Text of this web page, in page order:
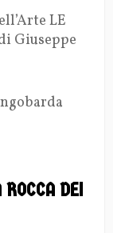
LE
Giuseppe
DEI